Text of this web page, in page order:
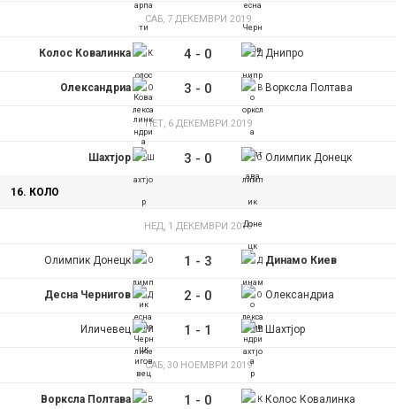
САБ, 7 ДЕКЕМВРИ 2019
Колос Ковалинка 4 - 0 Днипро
Олександриа 3 - 0 Ворксла Полтава
ПЕТ, 6 ДЕКЕМВРИ 2019
Шахтјор 3 - 0 Олимпик Донецк
16. КОЛО
НЕД, 1 ДЕКЕМВРИ 2019
Олимпик Донецк 1 - 3 Динамо Киев
Десна Чернигов 2 - 0 Олександриа
Иличевец 1 - 1 Шахтјор
САБ, 30 НОЕМВРИ 2019
Ворксла Полтава 1 - 0 Колос Ковалинка